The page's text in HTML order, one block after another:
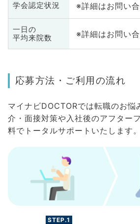
学会認定状況 ※詳細はお問い
一日の
平均来院数
※詳細はお問い
応募方法・ご利用の流れ
マイナビDOCTORでは転職のお悩
介・面接対策や入社後のアフター
料でトータルサポートいたします。
STEP.1